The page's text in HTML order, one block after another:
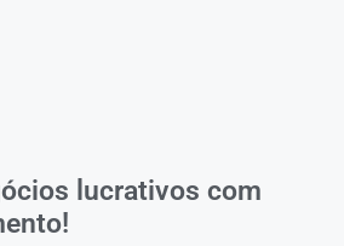
lucrativos com